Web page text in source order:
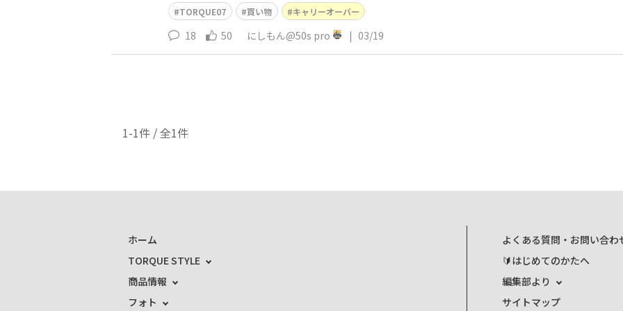
TORQUE07 買い物 キャリーオーバー
18 50 にしもん@50s pro | 03/19
1-1件 / 全1件
ホーム
TORQUE STYLE
商品情報
フォト
よくある質問・お問い合わ
🔰はじめてのかたへ
編集部より
サイトマップ